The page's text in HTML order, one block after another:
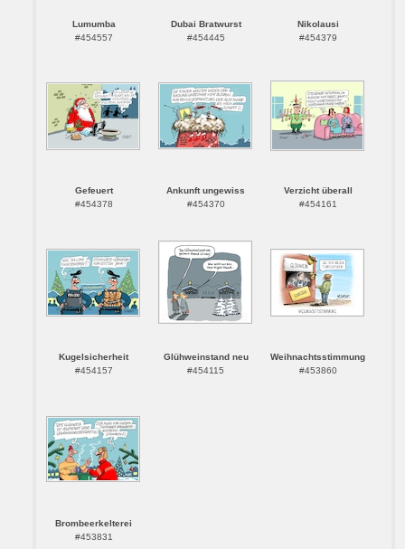
Lumumba
#454557
Dubai Bratwurst
#454445
Nikolausi
#454379
Gefeuert
#454378
Ankunft ungewiss
#454370
Verzicht überall
#454161
Kugelsicherheit
#454157
Glühweinstand neu
#454115
Weihnachtsstimmung
#453860
Brombeerkelterei
#453831